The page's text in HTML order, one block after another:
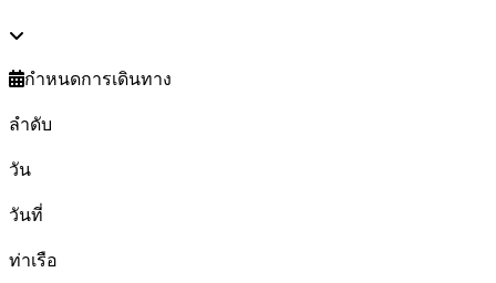
กำหนดการเดินทาง
ลำดับ
วัน
วันที่
ท่าเรือ